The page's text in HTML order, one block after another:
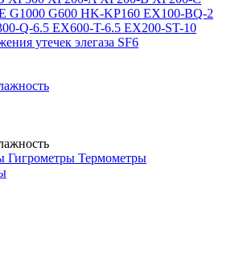
G1000 G600 HK-KP160 EX100-BQ-2
Q-6.5 EX600-T-6.5 EX200-ST-10
утечек элегаза SF6
Гигрометры Термометры